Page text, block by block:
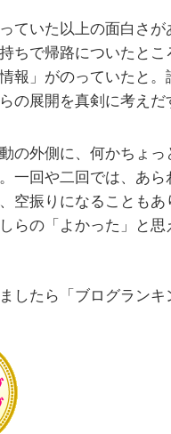
ていた以上の面白さ
ちで帰路についたと
報」がのっていたと
の展開を真剣に考えだ
の外側に、何かちょ
一回や二回では、あ
空振りになることも
らの「よかった」と思
したら「ブログランキ